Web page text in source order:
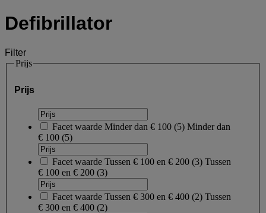
Defibrillator
Filter
Prijs
Prijs
Facet waarde Minder dan € 100 (5) Minder dan
€ 100 (5)
Facet waarde Tussen € 100 en € 200 (3) Tussen
€ 100 en € 200 (3)
Facet waarde Tussen € 300 en € 400 (2) Tussen
€ 300 en € 400 (2)